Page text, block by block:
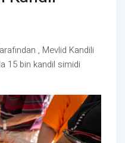
, Mevlid Kandili
15 bin kandil simidi